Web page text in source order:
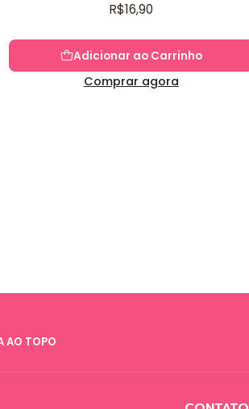
R$16,90
Adicionar ao Carrinho
Comprar agora
AO TOPO